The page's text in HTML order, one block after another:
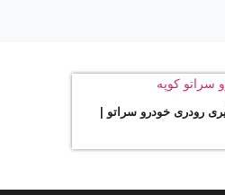
رودری خودرو سراتو |